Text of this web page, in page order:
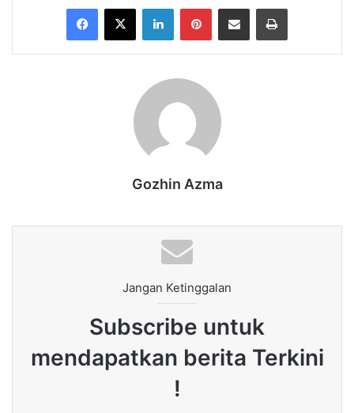
Facebook
X LinkedInPinterestShare via Email Print
Gozhin Azma
Jangan Ketinggalan
Subscribe untuk
mendapatkan berita Terkini
!